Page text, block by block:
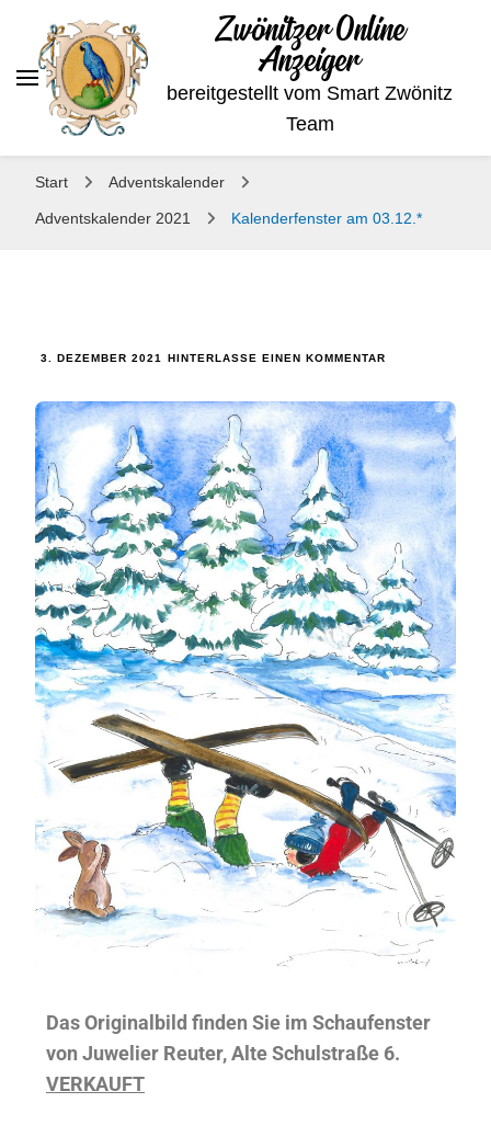
Zwönitzer Online
Anzeiger
bereitgestellt vom Smart Zwönitz
Team
Start Adventskalender
Adventskalender 2021 Kalenderfenster am 03.12.*
3. DEZEMBER 2021 HINTERLASSE EINEN KOMMENTAR
Das Originalbild finden Sie im Schaufenster
von Juwelier Reuter, Alte Schulstraße 6.
VERKAUFT